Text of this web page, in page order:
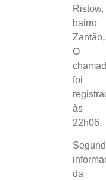
Ristow,
bairro
Zantão,.
O
foi
às
22h06.
da